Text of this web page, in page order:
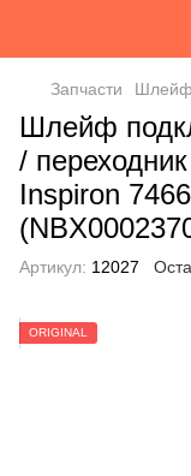
Запчасти
Шлейф
/
Inspiron
Артикул: 12027
ORIGINAL